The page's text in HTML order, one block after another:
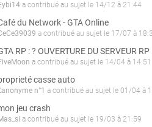
a contribué au sujet le 14/12 à 21:44
du Network - GTA Online
a contribué au sujet le 17/07 à
a contribué au sujet le 14/04 à 14:51
casse auto
n°1 a contribué au sujet le 01/04 à
jeu crash
a contribué au sujet le 19/03 à 21:59